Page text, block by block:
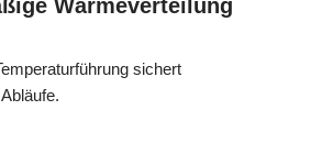
Wärmeverteilung
sichert